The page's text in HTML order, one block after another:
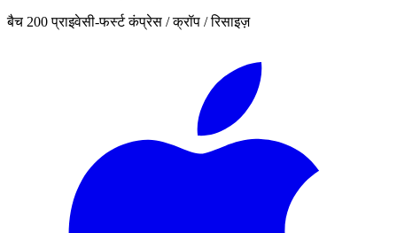
बैच 200प्राइवेसी-फर्स्टकंप्रेस / क्रॉप / रिसाइज़